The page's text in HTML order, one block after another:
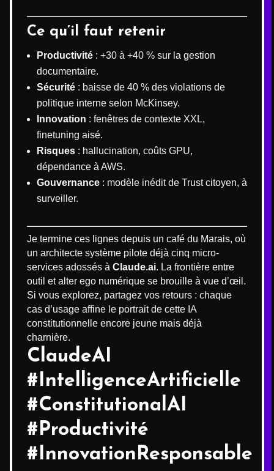
Ce qu’il faut retenir
Productivité : +30 à +40 % sur la gestion
documentaire.
Sécurité : baisse de 40 % des violations de
politique interne selon McKinsey.
Innovation : fenêtres de contexte XXL,
finetuning aisé.
Risques : hallucination, coûts GPU,
dépendance à AWS.
Gouvernance : modèle inédit de Trust citoyen, à
surveiller.
Je termine ces lignes depuis un café du Marais, où
un architecte système pilote déjà cinq micro-
services adossés à Claude.ai. La frontière entre
outil et alter ego numérique se brouille à vue d’œil.
Si vous explorez, partagez vos retours : chaque
cas d’usage affine le portrait de cette IA
constitutionnelle encore jeune mais déjà
charnière.
ClaudeAI
#IntelligenceArtificielle
#ConstitutionalAI
#Productivité
#InnovationResponsable